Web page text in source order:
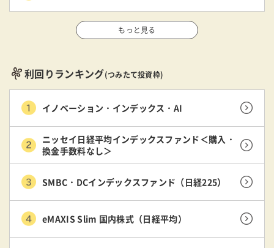
もっと見る
利回りランキング(つみたて投資枠)
イノベーション・インデックス・AI
ニッセイ日経平均インデックスファンド＜購入・
換金手数料なし＞
SMBC・DCインデックスファンド（日経225）
eMAXIS Slim 国内株式（日経平均）